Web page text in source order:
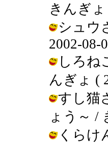
きんぎょ
シュウ
2002-08-
しろね
んぎょ (
すし猫
ょう～ /
くらけ